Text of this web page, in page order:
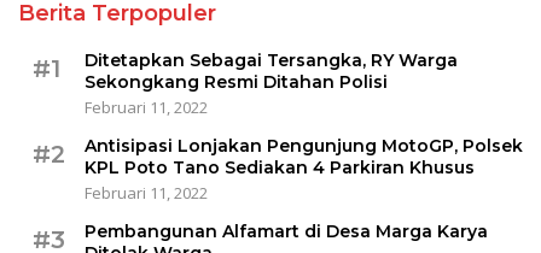
Berita Terpopuler
#1
Ditetapkan Sebagai Tersangka, RY Warga
Sekongkang Resmi Ditahan Polisi
Februari 11, 2022
#2
Antisipasi Lonjakan Pengunjung MotoGP, Polsek
KPL Poto Tano Sediakan 4 Parkiran Khusus
Februari 11, 2022
#3
Pembangunan Alfamart di Desa Marga Karya